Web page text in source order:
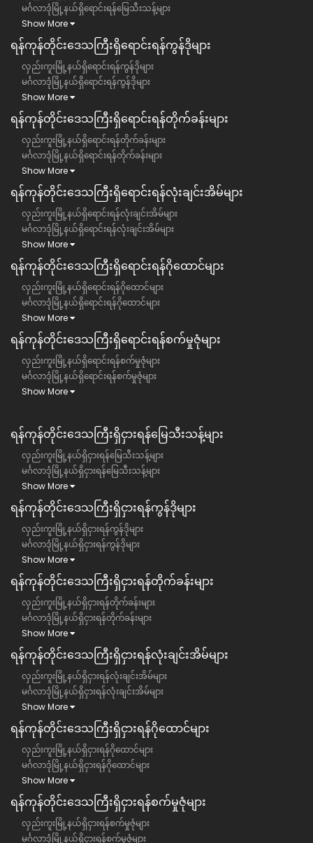
မင်္ဂလာဒုံမြို့နယ်ရှိရောင်းရန်မြေသီးသန့်များ
Show More
ရန်ကုန်တိုင်းဒေသကြီး​ရှိရောင်းရန်ကွန်ဒိုများ
လှည်းကူးမြို့နယ်ရှိရောင်းရန်ကွန်ဒိုများ
မင်္ဂလာဒုံမြို့နယ်ရှိရောင်းရန်ကွန်ဒိုများ
Show More
ရန်ကုန်တိုင်းဒေသကြီး​ရှိရောင်းရန်တိုက်ခန်းများ
လှည်းကူးမြို့နယ်ရှိရောင်းရန်တိုက်ခန်းများ
မင်္ဂလာဒုံမြို့နယ်ရှိရောင်းရန်တိုက်ခန်းများ
Show More
ရန်ကုန်တိုင်းဒေသကြီး​ရှိရောင်းရန်လုံးချင်းအိမ်များ
လှည်းကူးမြို့နယ်ရှိရောင်းရန်လုံးချင်းအိမ်များ
မင်္ဂလာဒုံမြို့နယ်ရှိရောင်းရန်လုံးချင်းအိမ်များ
Show More
ရန်ကုန်တိုင်းဒေသကြီး​ရှိရောင်းရန်ဂိုထောင်များ
လှည်းကူးမြို့နယ်ရှိရောင်းရန်ဂိုထောင်များ
မင်္ဂလာဒုံမြို့နယ်ရှိရောင်းရန်ဂိုထောင်များ
Show More
ရန်ကုန်တိုင်းဒေသကြီး​ရှိရောင်းရန်စက်မှုဇုံများ
လှည်းကူးမြို့နယ်ရှိရောင်းရန်စက်မှုဇုံများ
မင်္ဂလာဒုံမြို့နယ်ရှိရောင်းရန်စက်မှုဇုံများ
Show More
ရန်ကုန်တိုင်းဒေသကြီး​​ရှိငှားရန်မြေသီးသန့်များ
လှည်းကူးမြို့နယ်ရှိငှားရန်မြေသီးသန့်များ
မင်္ဂလာဒုံမြို့နယ်ရှိငှားရန်မြေသီးသန့်များ
Show More
ရန်ကုန်တိုင်းဒေသကြီး​​ရှိငှားရန်ကွန်ဒိုများ
လှည်းကူးမြို့နယ်ရှိငှားရန်ကွန်ဒိုများ
မင်္ဂလာဒုံမြို့နယ်ရှိငှားရန်ကွန်ဒိုများ
Show More
ရန်ကုန်တိုင်းဒေသကြီး​​ရှိငှားရန်တိုက်ခန်းများ
လှည်းကူးမြို့နယ်ရှိငှားရန်တိုက်ခန်းများ
မင်္ဂလာဒုံမြို့နယ်ရှိငှားရန်တိုက်ခန်းများ
Show More
ရန်ကုန်တိုင်းဒေသကြီး​​ရှိငှားရန်လုံးချင်းအိမ်များ
လှည်းကူးမြို့နယ်ရှိငှားရန်လုံးချင်းအိမ်များ
မင်္ဂလာဒုံမြို့နယ်ရှိငှားရန်လုံးချင်းအိမ်များ
Show More
ရန်ကုန်တိုင်းဒေသကြီး​​ရှိငှားရန်ဂိုထောင်များ
လှည်းကူးမြို့နယ်ရှိငှားရန်ဂိုထောင်များ
မင်္ဂလာဒုံမြို့နယ်ရှိငှားရန်ဂိုထောင်များ
Show More
ရန်ကုန်တိုင်းဒေသကြီး​​ရှိငှားရန်စက်မှုဇုံများ
လှည်းကူးမြို့နယ်ရှိငှားရန်စက်မှုဇုံများ
မင်္ဂလာဒုံမြို့နယ်ရှိငှားရန်စက်မှုဇုံများ